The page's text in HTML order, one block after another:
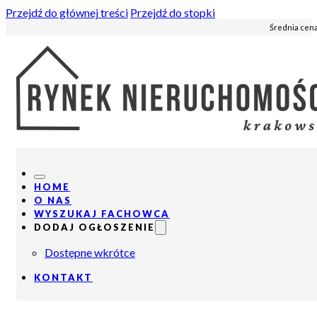
Przejdź do głównej treści Przejdź do stopki
Średnia
HOME
O NAS
WYSZUKAJ FACHOWCA
DODAJ OGŁOSZENIE
Dostępne wkrótce
KONTAKT